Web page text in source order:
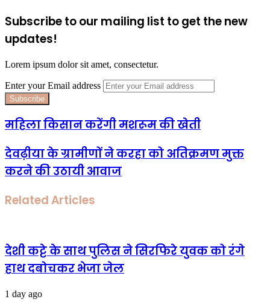
Subscribe to our mailing list to get the new
updates!
Lorem ipsum dolor sit amet, consectetur.
Enter your Email address
महिला किसान करेंगी मशरूम की खेती
देवढ़ीया के ग्रामीणों ने करहा को अतिक्रमण मुक्त
करने की उठायी आवाज
Related Articles
देशी कट्टे के साथ पुलिस ने सिरफिरे युवक को रंगे
हाथ दबोचकर भेजा जेल
1 day ago